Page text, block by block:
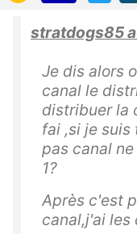
stratdogs85
Je dis alors
canal le
distribuer la
fai ,si je suis
pas canal
1?
Après c'est
canal,j'ai les